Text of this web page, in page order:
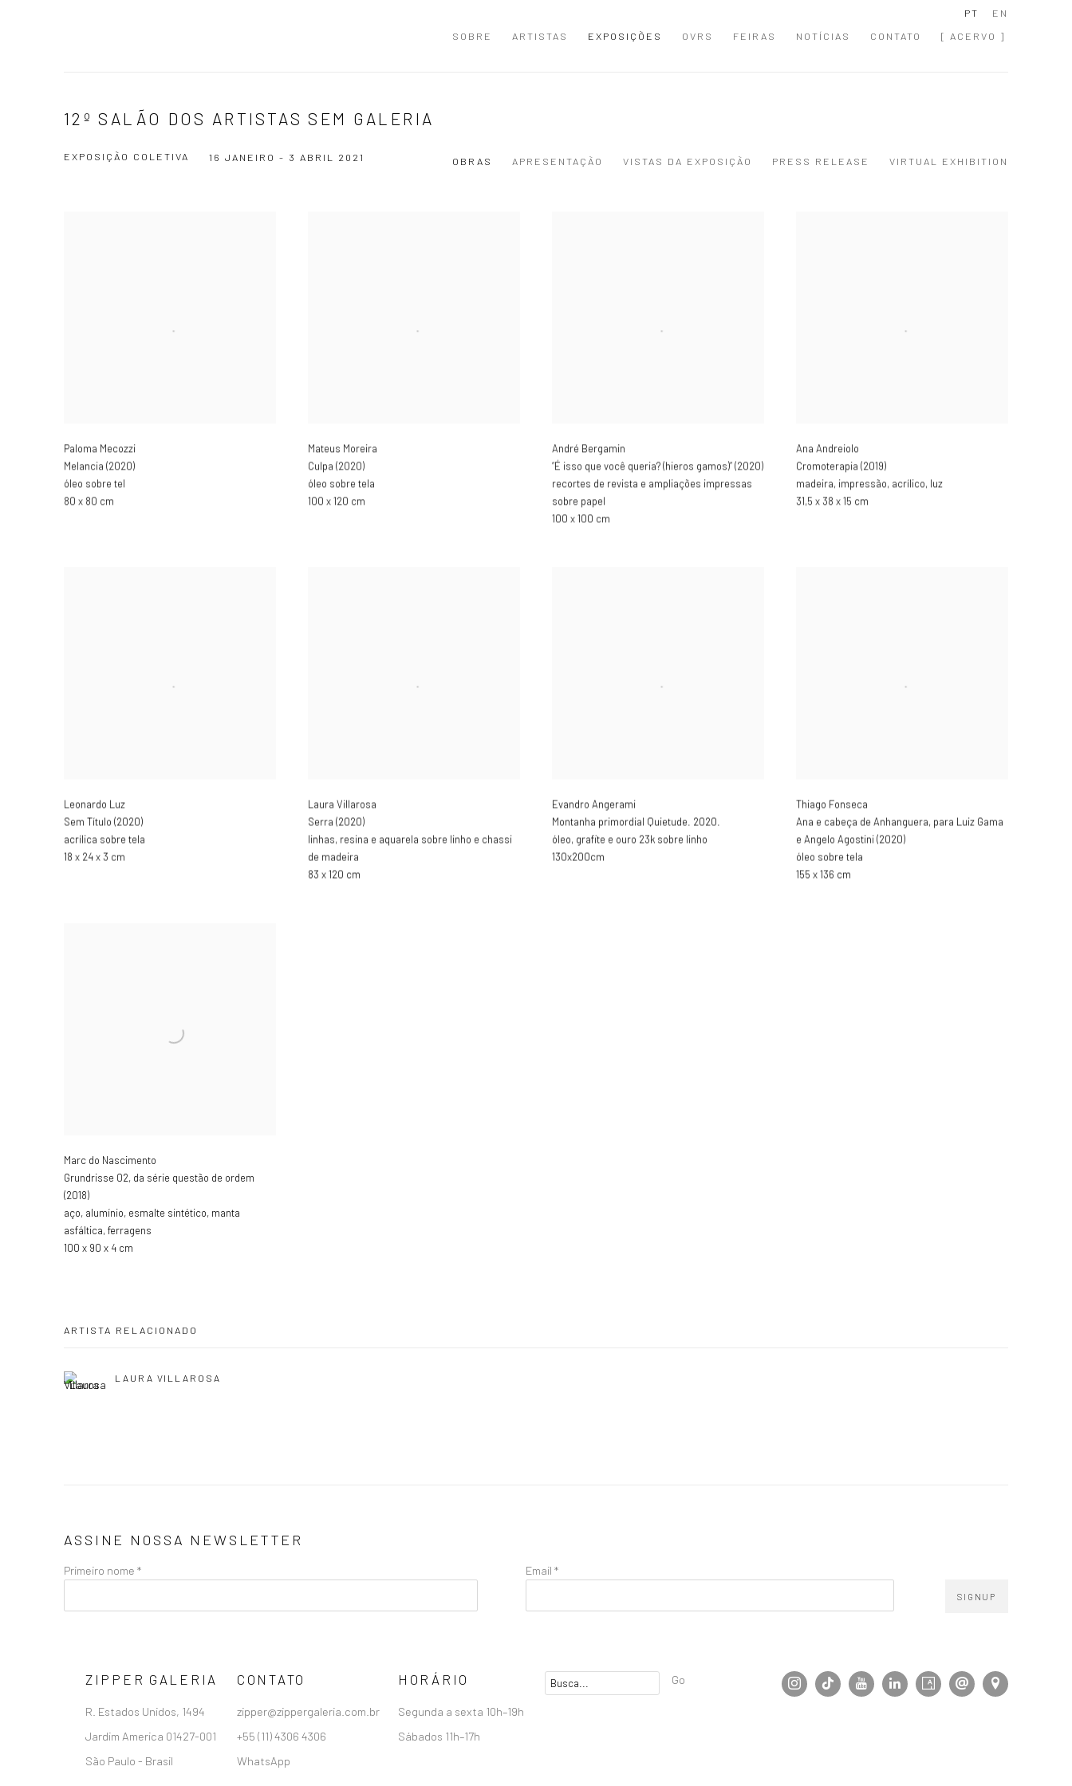
SOBRE ARTISTAS EXPOSIÇÕES OVRS FEIRAS NOTÍCIAS CONTATO [ ACERVO ]
PT EN
12º SALÃO DOS ARTISTAS SEM GALERIA
EXPOSIÇÃO COLETIVA 16 JANEIRO - 3 ABRIL 2021 OBRAS APRESENTAÇÃO VISTAS DA EXPOSIÇÃO PRESS RELEASE VIRTUAL EXHIBITION
Paloma Mecozzi
Melancia (2020)
óleo sobre tel
80 x 80 cm
Mateus Moreira
Culpa (2020)
óleo sobre tela
100 x 120 cm
André Bergamin
“É isso que você queria? (hieros gamos)” (2020)
recortes de revista e ampliações impressas
sobre papel
100 x 100 cm
Ana Andreiolo
Cromoterapia (2019)
madeira, impressão, acrílico, luz
31,5 x 38 x 15 cm
Leonardo Luz
Sem Título (2020)
acrílica sobre tela
18 x 24 x 3 cm
Laura Villarosa
Serra (2020)
linhas, resina e aquarela sobre linho e chassi
de madeira
83 x 120 cm
Evandro Angerami
Montanha primordial Quietude. 2020.
óleo, grafite e ouro 23k sobre linho
130x200cm
Thiago Fonseca
Ana e cabeça de Anhanguera, para Luiz Gama
e Angelo Agostini (2020)
óleo sobre tela
155 x 136 cm
Marc do Nascimento
Grundrisse 02, da série questão de ordem
(2018)
aço, alumínio, esmalte sintético, manta
asfáltica,ferragens
100 x 90 x 4 cm
ARTISTA RELACIONADO
LAURA VILLAROSA
ASSINE NOSSA NEWSLETTER
Primeiro nome * Email *
SIGNUP
ZIPPER GALERIA
R. Estados Unidos, 1494
Jardim America 01427-001
São Paulo - Brasil
CONTATO
zipper@zippergaleria.com.br
+55 (11) 4306 4306
WhatsApp
HORÁRIO
Segunda a sexta 10h–19h
Sábados 11h–17h
Go